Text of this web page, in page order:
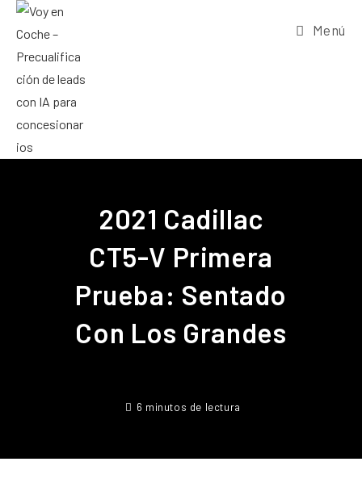
Menú
2021 Cadillac
CT5-V Primera
Prueba: Sentado
Con Los Grandes
6 minutos de lectura